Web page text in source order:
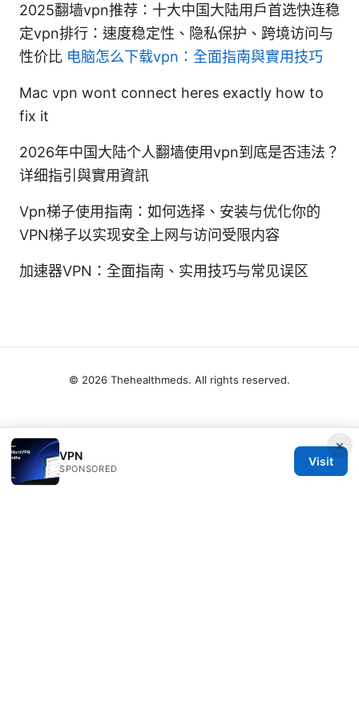
2025翻墙vpn推荐：十大中国大陆用户首选快连稳
定vpn排行：速度稳定性、隐私保护、跨境访问与
性价比 电脑怎么下载vpn：全面指南與實用技巧
Mac vpn wont connect heres exactly how to
fix it
2026年中国大陆个人翻墙使用vpn到底是否违法？
详细指引與實用資訊
Vpn梯子使用指南：如何选择、安装与优化你的
VPN梯子以实现安全上网与访问受限内容
加速器VPN：全面指南、实用技巧与常见误区
×
VPN
SPONSORED
Visit
© 2026 Thehealthmeds. All rights reserved.